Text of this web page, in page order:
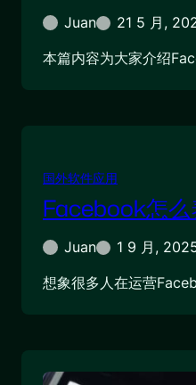
Juan
21 5 月,
本篇内容为大家介绍
国外软件应用
Facebook怎么
Juan
1 9 月,
想象很多人在运营